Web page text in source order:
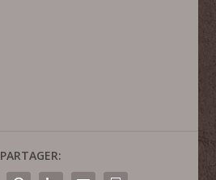
PARTAGER: